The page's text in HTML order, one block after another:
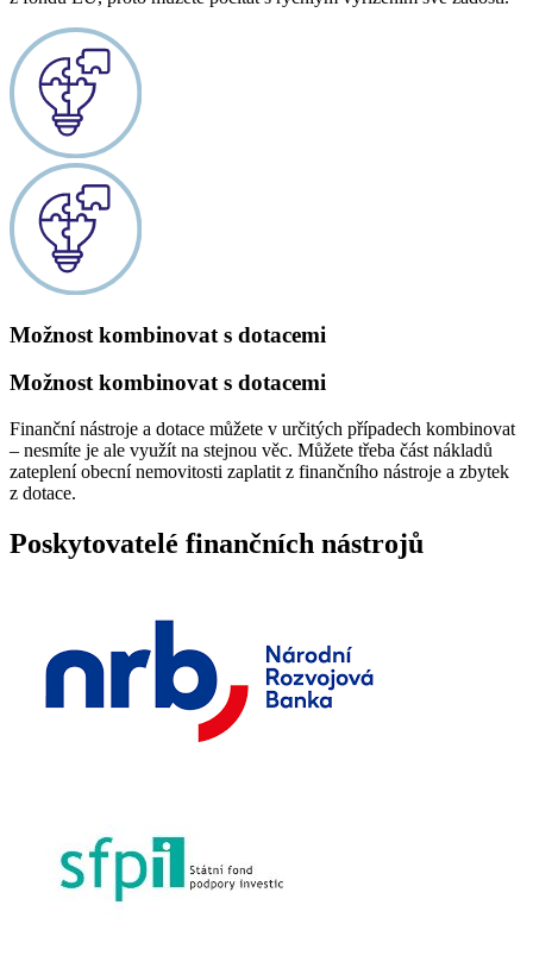
Možnost kombinovat s dotacemi
Možnost kombinovat s dotacemi
Finanční nástroje a dotace můžete v určitých případech kombinovat
– nesmíte je ale využít na stejnou věc. Můžete třeba část nákladů
zateplení obecní nemovitosti zaplatit z finančního nástroje a zbytek
z dotace.
Poskytovatelé finančních nástrojů